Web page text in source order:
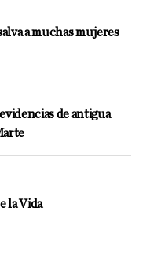
a muchas mujeres
de antigua
la Vida